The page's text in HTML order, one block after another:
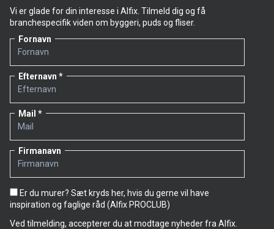
Vi er glade for din interesse i Alfix. Tilmeld dig og få
branchespecifik viden om byggeri, puds og fliser.
Fornavn
Efternavn
Mail
Firmanavn
Er du murer? Sæt kryds her, hvis du gerne vil have
inspiration og faglige råd (Alfix PROCLUB)
Ved tilmelding, accepterer du at modtage nyheder fra Alfix.